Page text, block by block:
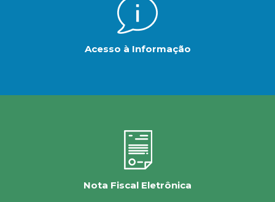
Acesso à Informação
Nota Fiscal Eletrônica